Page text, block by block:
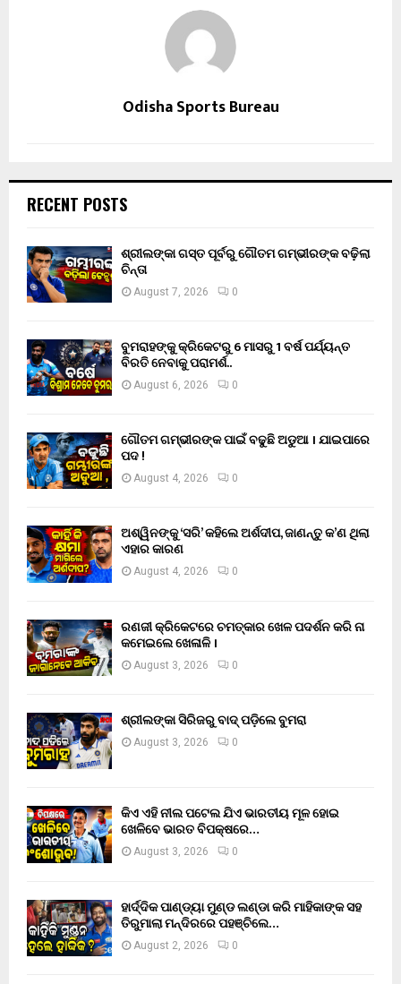
Odisha Sports Bureau
RECENT POSTS
ଶ୍ରୀଲଙ୍କା ଗସ୍ତ ପୂର୍ବରୁ ଗୌତମ ଗମ୍ଭୀରଙ୍କ ବଢ଼ିଲା
ଚିନ୍ତା
August 7, 2026 0
ବୁମରାହଙ୍କୁ କ୍ରିକେଟରୁ 6 ମାସରୁ 1 ବର୍ଷ ପର୍ଯ୍ୟନ୍ତ
ବିରତି ନେବାକୁ ପରାମର୍ଶ..
August 6, 2026 0
ଗୌତମ ଗମ୍ଭୀରଙ୍କ ପାଇଁ ବଢୁଛି ଅଡୁଆ । ଯାଇପାରେ
ପଦ !
August 4, 2026 0
ଅଶ୍ୱିନଙ୍କୁ ‘ସରି’ କହିଲେ ଅର୍ଶଦୀପ, ଜାଣନ୍ତୁ କ’ଣ ଥିଲା
ଏହାର କାରଣ
August 4, 2026 0
ରଣଜୀ କ୍ରିକେଟରେ ଚମତ୍କାର ଖେଳ ପଦର୍ଶନ କରି ନା
କମେଇଲେ ଖେଳାଳି ।
August 3, 2026 0
ଶ୍ରୀଲଙ୍କା ସିରିଜରୁ ବାଦ୍ ପଡ଼ିଲେ ବୁମରା
August 3, 2026 0
କିଏ ଏହି ନୀଲ ପଟେଲ ଯିଏ ଭାରତୀୟ ମୂଳ ହୋଇ
ଖେଳିବେ ଭାରତ ବିପକ୍ଷରେ…
August 3, 2026 0
ହାର୍ଦ୍ଦିକ ପାଣ୍ଡ୍ୟା ମୁଣ୍ଡ ଲଣ୍ଡା କରି ମାହିକାଙ୍କ ସହ
ତିରୁମାଲା ମନ୍ଦିରରେ ପହଞ୍ଚିଲେ…
August 2, 2026 0